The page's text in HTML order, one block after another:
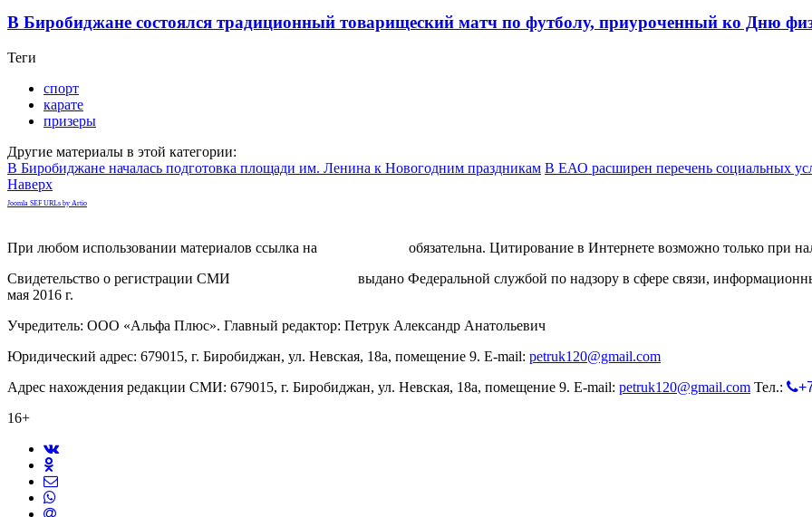
В Биробиджане состоялся традиционный товарищеский матч по футболу, приуроченный ко Дню
Теги
спорт
карате
призеры
Другие материалы в этой категории:
В Биробиджане началась подготовка площади им. Ленина к Новогодним праздникам В ЕАО расширен перечень социальных
Наверх
Joomla SEF URLs by Artio
При любом использовании материалов ссылка на
обязательна. Цитирование в Интернете возможно только при
Свидетельство о регистрации СМИ
выдано Федеральной службой по надзору в сфере связи,
мая 2016 г.
Учредитель: ООО «Альфа Плюс». Главный редактор: Петрук Александр Анатольевич
Юридический адрес: 679015, г. Биробиджан, ул. Невская, 18а, помещение 9. E-mail: petruk120@gmail.com
Адрес нахождения редакции СМИ: 679015, г. Биробиджан, ул. Невская, 18а, помещение 9. E-mail: petruk120@gmail.com Тел.:
16+